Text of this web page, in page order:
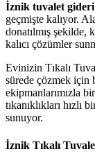
İznik tuvalet gideri
geçmişte kalıyor.
donatılmış şekilde,
kalıcı çözümler
Evinizin Tıkalı
sürede çözmek için
ekipmanlarımızla
tıkanıklıkları
sunuyor.
İznik Tıkalı